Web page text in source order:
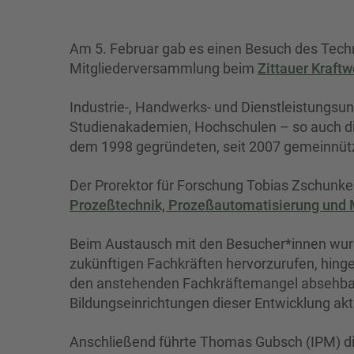
Am 5. Februar gab es einen Besuch des
Mitgliederversammlung beim Zittauer
Industrie-, Handwerks- und
Studienakademien, Hochschulen – so auch
dem 1998 gegründeten, seit 2007
Der Prorektor für Forschung Tobias
Prozeßtechnik, Prozeßautomatisierung und
Beim Austausch mit den Besucher*innen
zukünftigen Fachkräften hervorzurufen,
den anstehenden Fachkräftemangel
Bildungseinrichtungen dieser Entwicklung
Anschließend führte Thomas Gubsch (IPM)